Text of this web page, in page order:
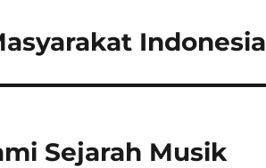
Indonesia
Sejarah Musik